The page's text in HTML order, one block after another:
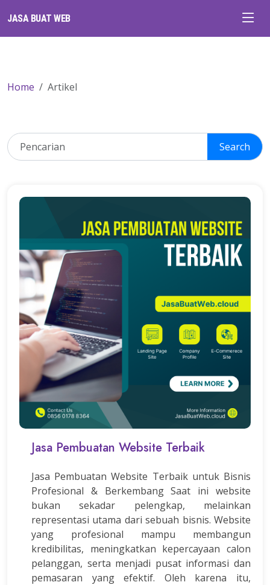
JASA BUAT WEB
Home Artikel
Search
Jasa Pembuatan Website Terbaik
Jasa Pembuatan Website Terbaik untuk Bisnis
Profesional & Berkembang Saat ini website
bukan sekadar pelengkap, melainkan
representasi utama dari sebuah bisnis. Website
yang profesional mampu membangun
kredibilitas, meningkatkan kepercayaan calon
pelanggan, serta menjadi pusat informasi dan
pemasaran yang efektif. Oleh karena itu,